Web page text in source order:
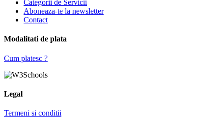
Categorii de Servicii
Aboneaza-te la newsletter
Contact
Modalitati de plata
Cum platesc ?
Legal
Termeni si conditii